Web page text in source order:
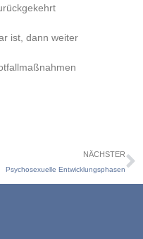
ist, dann weiter
NÄCHSTER
Psychosexuelle Entwicklungsphasen